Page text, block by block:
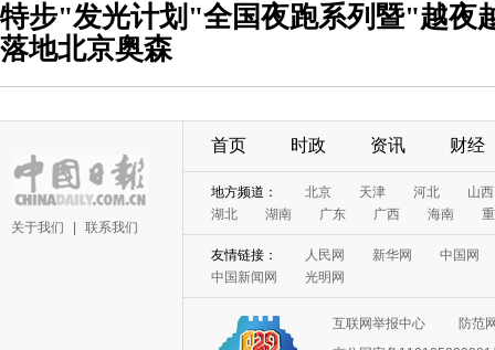
特步"发光计划"全国夜跑系列暨"越夜
落地北京奥森
关于我们 联系我们
首页 时政 资讯 财经
地方频道： 北京 天津 河北
山西
湖北
湖南 广东 广西 海南
友情链接： 人民网 新华网
中国网
中国新闻网
光明网
互联网举报中心
防范